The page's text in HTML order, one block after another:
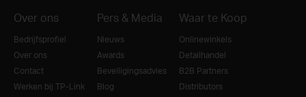
Over ons
Bedrijfsprofiel
Over ons
Contact
Werken bij TP-Link
Pers & Media
Nieuws
Awards
Beveiligingsadvies
Blog
Waar te Koop
Onlinewinkels
Detailhandel
B2B Partners
Distributors